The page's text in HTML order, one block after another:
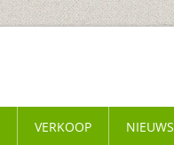
VERKOOP NIEUWS